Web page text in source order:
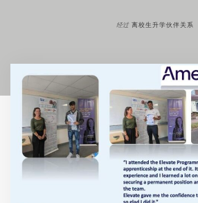
经过 离校生升学伙伴关系